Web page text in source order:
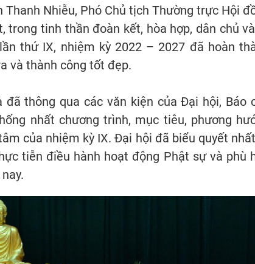
Nhiễu, Phó Chủ tịch Thường trực Hội
trong tinh thần đoàn kết, hòa hợp, dân chủ
thứ IX, nhiệm kỳ 2022 – 2027 đã hoàn
và thành công tốt đẹp.
thông qua các văn kiện của Đại hội, Báo
nhất chương trình, mục tiêu, phương
của nhiệm kỳ IX. Đại hội đã biểu quyết
tiễn điều hành hoạt động Phật sự và phù